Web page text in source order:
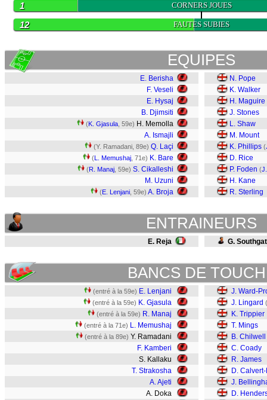
CORNERS JOUES
1
FAUTES SUBIES
12
EQUIPES
E. Berisha
F. Veseli
E. Hysaj
B. Djimsiti
(K. Gjasula , 59e) H. Memolla
A. Ismajli
(Y. Ramadani, 89e) Q. Laçi
(L. Memushaj , 71e) K. Bare
(R. Manaj , 59e) S. Cikalleshi
M. Uzuni
(E. Lenjani , 59e) A. Broja
N. Pope
K. Walker
H. Maguire
J. Stones
L. Shaw
M. Mount
K. Phillips (
D. Rice
P. Foden (
H. Kane
R. Sterling
ENTRAINEURS
E. Reja G.
BANCS DE
(entré à la 59e) E. Lenjani
(entré à la 59e) K. Gjasula
(entré à la 59e) R. Manaj
(entré à la 71e) L. Memushaj
(entré à la 89e) Y. Ramadani
F. Kamberi
S. Kallaku
T. Strakosha
A. Ajeti
A. Doka
J. Ward-
J. Lingard
K. Trippier
T. Mings
B. Chilwell
C. Coady
R. James
D.
J.
D.